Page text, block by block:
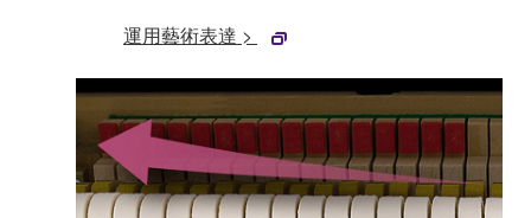
運用藝術表達 >